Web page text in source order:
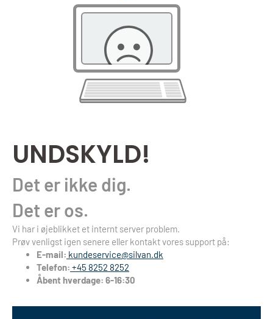
UNDSKYLD!
Det er ikke dig.
Det er os.
Vi har i øjeblikket et internt server problem.
Prøv venligst igen senere eller kontakt vores support på:
E-mail: kundeservice@silvan.dk
Telefon: +45 8252 8252
Åbent hverdage: 6-16:30